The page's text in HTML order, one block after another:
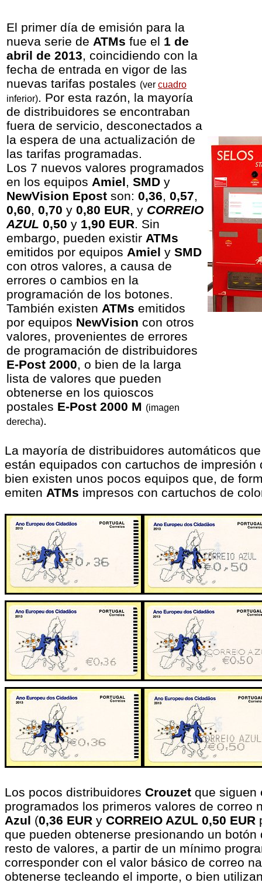
El primer día de emisión para la
nueva serie de ATMs fue el 1 de
abril de 2013, coincidiendo con la
fecha de entrada en vigor de las
nuevas tarifas postales (ver cuadro
inferior). Por esta razón, la mayoría
de distribuidores se encontraban
fuera de servicio, desconectados a
la espera de una actualización de
las tarifas programadas.
Los 7 nuevos valores programados
en los equipos Amiel, SMD y
NewVision Epost son: 0,36, 0,57,
0,60, 0,70 y 0,80 EUR, y CORREIO
AZUL 0,50 y 1,90 EUR. Sin
embargo, pueden existir ATMs
emitidos por equipos Amiel y SMD
con otros valores, a causa de
errores o cambios en la
programación de los botones.
También existen ATMs emitidos
por equipos NewVision con otros
valores, provenientes de errores
de programación de distribuidores
E-Post 2000, o bien de la larga
lista de valores que pueden
obtenerse en los quioscos
postales E-Post 2000 M (imagen
derecha).
La mayoría de distribuidores automáticos
están equipados con cartuchos de
bien existen unos pocos equipos que, de
emiten ATMs impresos con cartuchos de
Los pocos distribuidores Crouzet que siguen
programados los primeros valores de correo
Azul (0,36 EUR y CORREIO AZUL 0,50 EUR
que pueden obtenerse presionando un
resto de valores, a partir de un mínimo
corresponder con el valor básico de correo
obtenerse tecleando el importe, o bien